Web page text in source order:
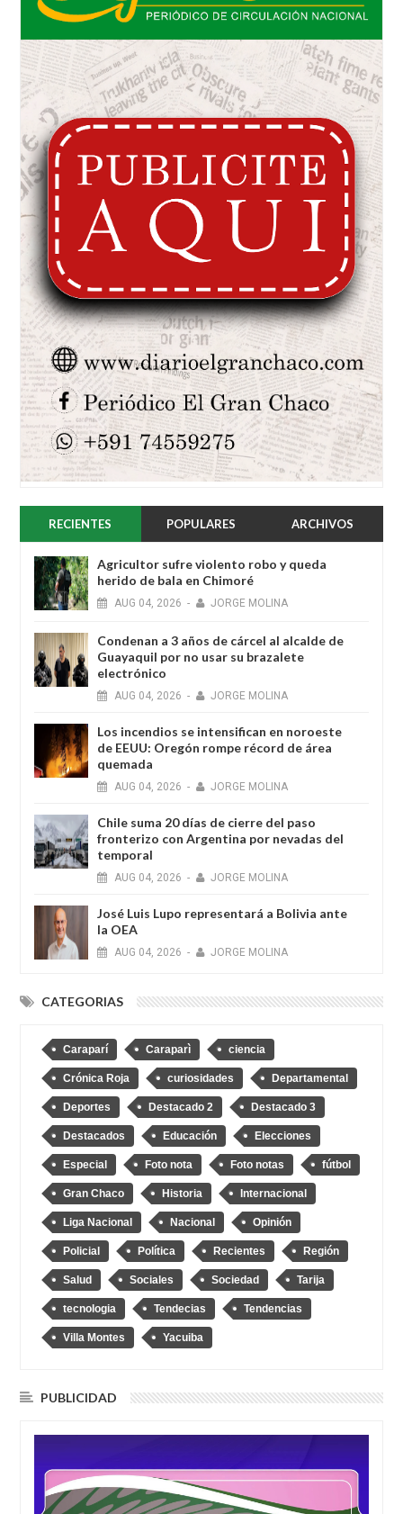
RECIENTES POPULARES ARCHIVOS
Agricultor sufre violento robo y queda
herido de bala en Chimoré
AUG 04, 2026 - JORGE MOLINA
Condenan a 3 años de cárcel al alcalde de
Guayaquil por no usar su brazalete
electrónico
AUG 04, 2026 - JORGE MOLINA
Los incendios se intensifican en noroeste
de EEUU: Oregón rompe récord de área
quemada
AUG 04, 2026 - JORGE MOLINA
Chile suma 20 días de cierre del paso
fronterizo con Argentina por nevadas del
temporal
AUG 04, 2026 - JORGE MOLINA
José Luis Lupo representará a Bolivia ante
la OEA
AUG 04, 2026 - JORGE MOLINA
CATEGORIAS
Caraparí Caraparì ciencia
Crónica Roja curiosidades Departamental
Deportes Destacado 2 Destacado 3
Destacados Educación Elecciones
Especial Foto nota Foto notas fútbol
Gran Chaco Historia Internacional
Liga Nacional Nacional Opinión
Policial Política Recientes Región
Salud Sociales Sociedad Tarija
tecnologia Tendecias Tendencias
Villa Montes Yacuiba
PUBLICIDAD